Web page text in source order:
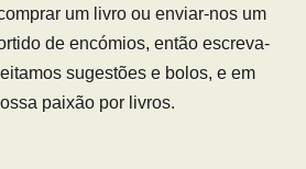
um livro ou enviar-nos um
de encómios, então escreva-
sugestões e bolos, e em
paixão por livros.